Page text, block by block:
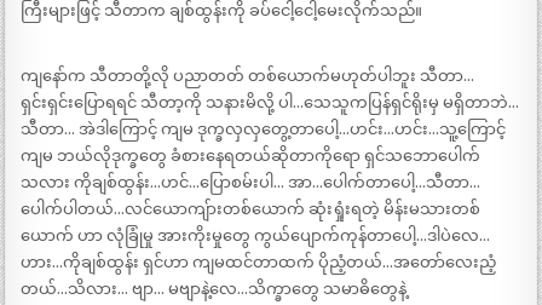
ကြီးများဖြင့် သီတာက ချစ်ထွန်းကို ခပ်ငေါ့ငေါ့မေးလိုက်သည်။
ကျနော်က သီတာတို့လို ပညာတတ် တစ်ယောက်မဟုတ်ပါဘူး သီတာ…
ရှင်းရှင်းပြောရရင် သီတာ့ကို သနားမိလို့ ပါ…သေသူကပြန်ရှင်ရိုးမှ မရှိတာဘဲ…
သီတာ… အဲဒါကြောင့် ကျမ ဒုက္ခလှလှတွေ့တာပေါ့…ဟင်း…ဟင်း…သူ့ကြောင့်
ကျမ ဘယ်လိုဒုက္ခတွေ ခံစားနေရတယ်ဆိုတာကိုရော ရှင်သဘောပေါက်
သလား ကိုချစ်ထွန်း…ဟင်…ပြောစမ်းပါ… အာ…ပေါက်တာပေါ့…သီတာ…
ပေါက်ပါတယ်…လင်ယောကျ်ားတစ်ယောက် ဆုံးရှုံးရတဲ့ မိန်းမသားတစ်
ယောက် ဟာ လုံခြုံမှု အားကိုးမှုတွေ ကွယ်ပျောက်ကုန်တာပေါ့…ဒါပဲလေ…
ဟား…ကိုချစ်ထွန်း ရှင်ဟာ ကျမထင်တာထက် ပိုညံ့တယ်…အတော်လေးညံ့
တယ်…သိလား… ဗျာ… မဗျာနဲ့လေ…သိက္ခာတွေ သမာဓိတွေနဲ့